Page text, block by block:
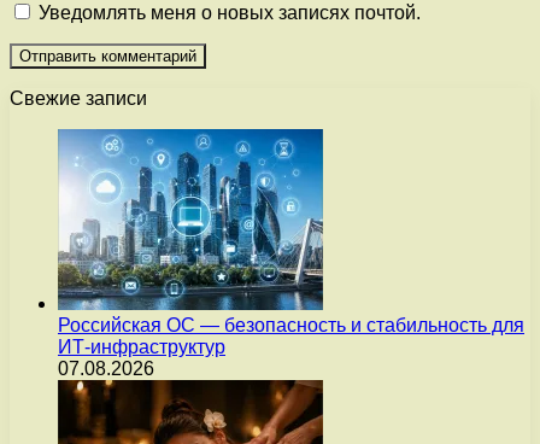
Уведомлять меня о новых записях почтой.
Свежие записи
Российская ОС — безопасность и стабильность для
ИТ-инфраструктур
07.08.2026